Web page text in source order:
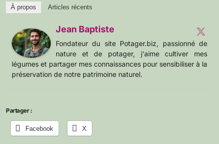
À propos Articles récents
Jean Baptiste
Fondateur du site Potager.biz, passionné de
nature et de potager, j'aime cultiver mes
légumes et partager mes connaissances pour sensibiliser à la
préservation de notre patrimoine naturel.
Partager :
Facebook X